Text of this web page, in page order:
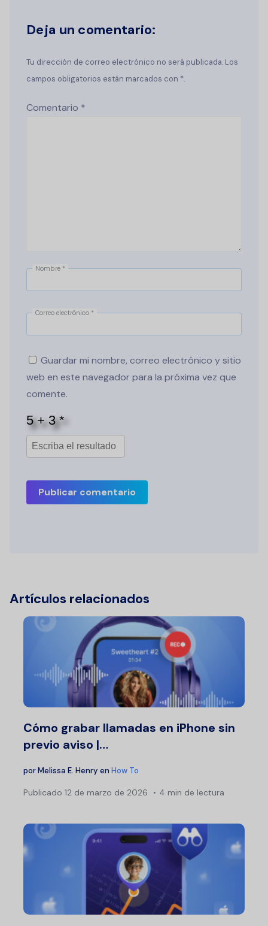
Deja un comentario:
Tu dirección de correo electrónico no será publicada. Los
campos obligatorios están marcados con *.
Comentario *
Nombre *
Correo electrónico *
Guardar mi nombre, correo electrónico y sitio
web en este navegador para la próxima vez que
comente.
Publicar comentario
Artículos relacionados
Cómo grabar llamadas en iPhone sin
previo aviso |…
porMelissa E. Henry en How To
Publicado 12 de marzo de 2026 4 min de lectura